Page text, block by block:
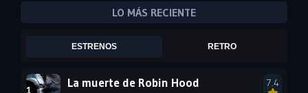
2007
1999 1998
LO MÁS RECIENTE
ESTRENOS RETRO
La muerte de Robin Hood 7.4